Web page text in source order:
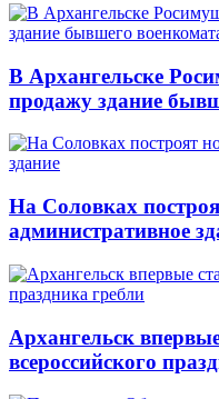
В Архангельске
продажу здание
На Соловках
административное
Архангельск
всероссийского